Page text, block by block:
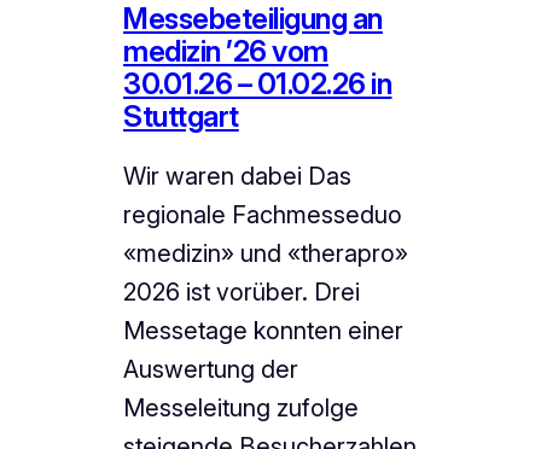
Messebeteiligung an
medizin ’26 vom
30.01.26 – 01.02.26 in
Stuttgart
Wir waren dabei Das
regionale Fachmesseduo
«medizin» und «therapro»
2026 ist vorüber. Drei
Messetage konnten einer
Auswertung der
Messeleitung zufolge